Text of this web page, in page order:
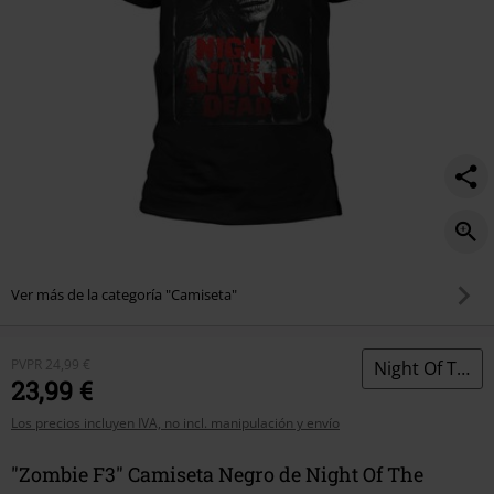
Ver más de la categoría "Camiseta"
PVPR 24,99 €
23,99 €
Los precios incluyen IVA, no incl. manipulación y envío
Night Of The Living Dead
"Zombie F3" Camiseta Negro de Night Of The